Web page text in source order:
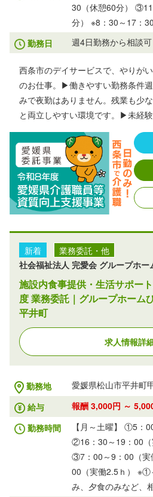
30（休憩60分）
分） ※8：30～17：
勤務日
週4日勤務から相談可
西条市のデイサービスで、やりが
のお仕事。▶働きやすい勤務条件
みで夜勤はありません。残業も少
と両立しやすい環境です。▶未経
新着
業務委託・他
社会福祉法人 完愛会 グループホー
施設内食事提供・生活サポー
度 業務委託｜グループホーム
平井町
求人情報詳
勤務地
愛媛県松山市平井町
給与
報酬 3,000円 ～
勤務時間
【月～土曜】 ①5：
②16：30～19：00（
③7：00～9：00（実
00（実働2.5ｈ）
み、夕食のみなど、